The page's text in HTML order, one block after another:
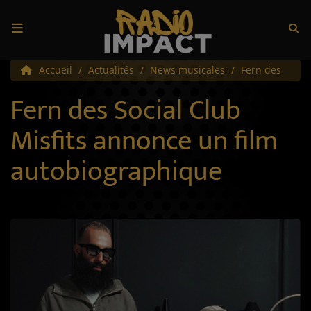
Accueil
Radio
Écoute
Appli IMPACT
Top Track
Accueil Actualités News musicales Fern des Social Club Misfits annonce un film autobiographique
Fern des Social Club
Misfits annonce un film
autobiographique